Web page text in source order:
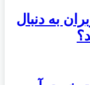
به دنبال